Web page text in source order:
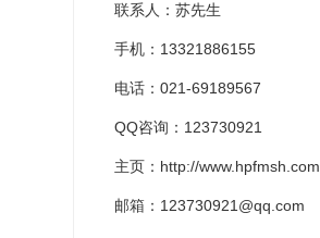
联系人：苏先生
手机：13321886155
电话：021-69189567
QQ咨询：123730921
主页：http://www.hpfmsh.com
邮箱：123730921@qq.com